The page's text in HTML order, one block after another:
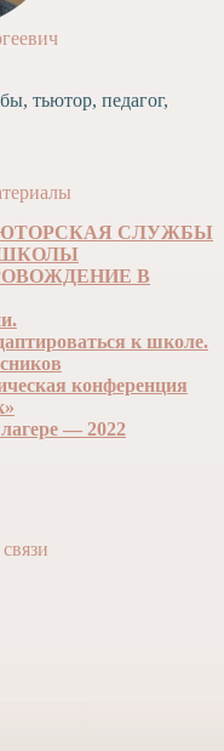
тьютор, педагог,
СЛУЖБЫ
ШКОЛЫ
В
к школе.
конференция
— 2022